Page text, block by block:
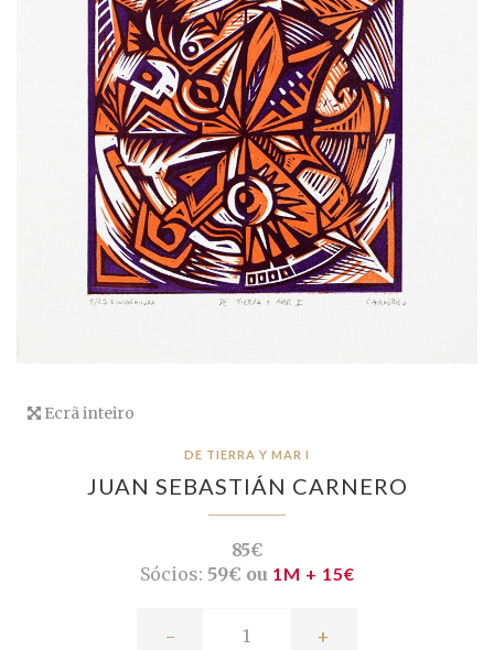
Ecrã inteiro
DE TIERRA Y MAR I
JUAN SEBASTIÁN CARNERO
85€
Sócios: 59€ ou 1M + 15€
- +